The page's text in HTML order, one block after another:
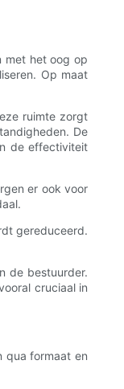
met het oog op
Op maat
ruimte zorgt
De
de effectiviteit
er ook voor
gereduceerd.
de bestuurder.
cruciaal in
qua formaat en